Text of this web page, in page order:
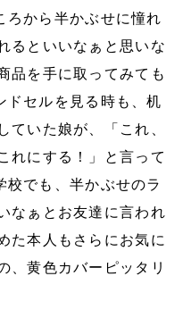
ろから半かぶせに憧れ
るといいなぁと思いな
品を手に取ってみても
ドセルを見る時も、机
ていた娘が、「これ、
れにする！」と言って
でも、半かぶせのラ
なぁとお友達に言われ
た本人もさらにお気に
、黄色カバーピッタリ